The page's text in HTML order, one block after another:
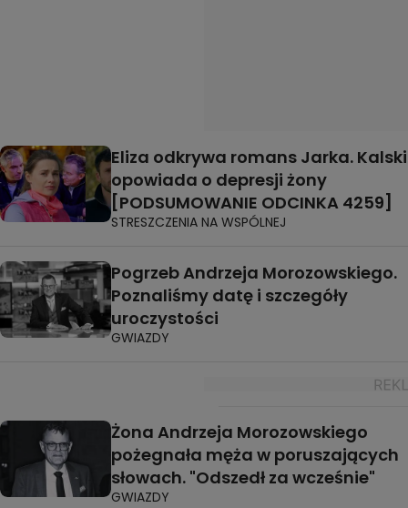
Eliza odkrywa romans Jarka. Kalski
opowiada o depresji żony
[PODSUMOWANIE ODCINKA 4259]
STRESZCZENIA NA WSPÓLNEJ
Pogrzeb Andrzeja Morozowskiego.
Poznaliśmy datę i szczegóły
uroczystości
GWIAZDY
Żona Andrzeja Morozowskiego
pożegnała męża w poruszających
słowach. "Odszedł za wcześnie"
GWIAZDY